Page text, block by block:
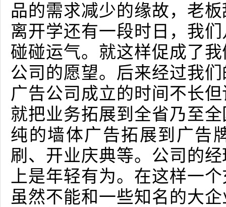
品的需求减少的缘故，老
离开学还有一段时日，我
碰碰运气。就这样促成了
公司的愿望。后来经过我
广告公司成立的时间不长
就把业务拓展到全省乃至
纯的墙体广告拓展到广告
刷、开业庆典等。公司的
上是年轻有为。在这样一
虽然不能和一些知名的大